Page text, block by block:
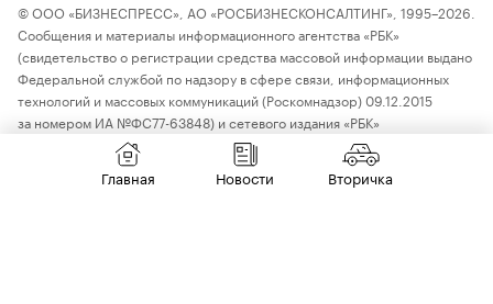
© ООО «БИЗНЕСПРЕСС», АО «РОСБИЗНЕСКОНСАЛТИНГ», 1995–2026.
Сообщения и материалы информационного агентства «РБК»
(свидетельство о регистрации средства массовой информации выдано
Федеральной службой по надзору в сфере связи, информационных
технологий и массовых коммуникаций (Роскомнадзор) 09.12.2015
за номером ИА №ФС77-63848) и сетевого издания «РБК»
(свидетельство о регистрации средства массовой информации выдано
Федеральной службой по надзору в сфере связи, информационных
технологий и массовых коммуникаций (Роскомнадзор) 03.12.2021
Главная Новости Вторичка